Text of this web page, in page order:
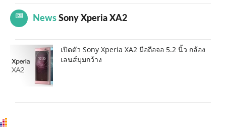
News Sony Xperia XA2
เปิดตัว Sony Xperia XA2 มือถือจอ 5.2 นิ้ว กล้อง
เลนส์มุมกว้าง